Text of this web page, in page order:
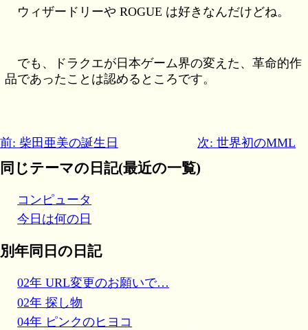
ウィザードリーや ROGUE は好きなんだけどね。
でも、ドラクエが日本ゲーム界の変えた、革命的作
品であったことは認めるところです。
前: 柴田亜美の誕生日 次: 世界初のMML
同じテーマの日記(最近の一覧)
コンピュータ
今日は何の日
別年同日の日記
02年 URL変更のお願いで…
02年 探し物
04年 ピンクのヒヨコ